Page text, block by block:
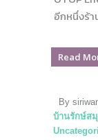
อีกหนึ่งร้
Read
By
บ้านรักษ์ส